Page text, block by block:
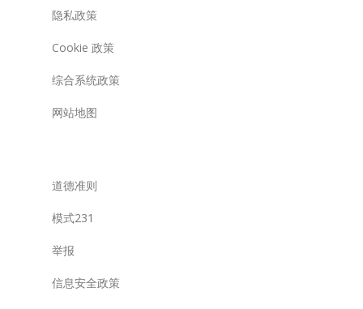
隐私政策
Cookie 政策
综合系统政策
网站地图
道德准则
模式231
举报
信息安全政策